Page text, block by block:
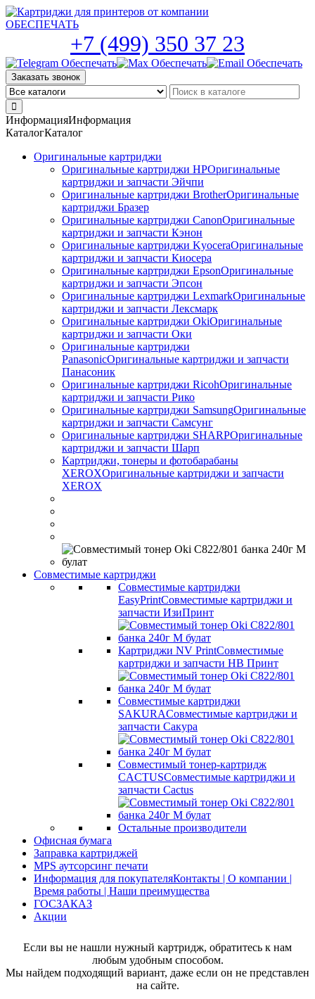
Skip
to
+7 (499) 350 37 23
Заказать звонок
ИнформацияИнформация
КаталогКаталог
Оригинальные картриджи
Оригинальные картриджи HPОригинальные
картриджи и запчасти Эйчпи
Оригинальные картриджи BrotherОригинальные
картриджи Бразер
Оригинальные картриджи CanonОригинальные
картриджи и запчасти Кэнон
Оригинальные картриджи KyoceraОригинальные
картриджи и запчасти Киосера
Оригинальные картриджи EpsonОригинальные
картриджи и запчасти Эпсон
Оригинальные картриджи LexmarkОригинальные
картриджи и запчасти Лексмарк
Оригинальные картриджи ОkiОригинальные
картриджи и запчасти Оки
Оригинальные картриджи
PanasonicОригинальные картриджи и запчасти
Панасоник
Оригинальные картриджи RicohОригинальные
картриджи и запчасти Рико
Оригинальные картриджи SamsungОригинальные
картриджи и запчасти Самсунг
Оригинальные картриджи SHARPОригинальные
картриджи и запчасти Шарп
Картриджи, тонеры и фотобарабаны
XEROXОригинальные картриджи и запчасти
XEROX
Совместимые картриджи
Совместимые картриджи
EasyPrintСовместимые картриджи и
запчасти ИзиПринт
Картриджи NV PrintСовместимые
картриджи и запчасти НВ Принт
Совместимые картриджи
SAKURAСовместимые картриджи и
запчасти Сакура
Совместимый тонер-картридж
CACTUSСовместимые картриджи и
запчасти Cactus
Остальные производители
Офисная бумага
Заправка картриджей
MPS аутсорсинг печати
Информация для покупателяКонтакты | О компании |
Время работы | Наши преимущества
ГОСЗАКАЗ
Акции
Если вы не нашли нужный картридж, обратитесь к нам
любым удобным способом.
Мы найдем подходящий вариант, даже если он не представлен
на сайте.